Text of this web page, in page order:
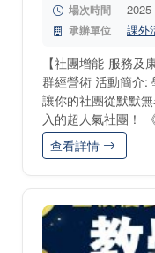
場次時間
承辦單位 課外
【社團增能-服務及
群經營術 活動簡介:
讓你的社團從默默
入的超人氣社團！
查看詳情